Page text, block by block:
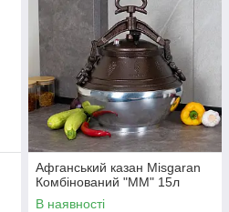
Афганський казан Misgaran
Комбінований "ММ" 15л
В наявності